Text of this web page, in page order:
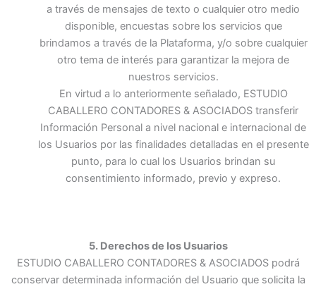
a través de mensajes de texto o cualquier otro medio
disponible, encuestas sobre los servicios que
brindamos a través de la Plataforma, y/o sobre cualquier
otro tema de interés para garantizar la mejora de
nuestros servicios.
En virtud a lo anteriormente señalado, ESTUDIO
CABALLERO CONTADORES & ASOCIADOS transferir
Información Personal a nivel nacional e internacional de
los Usuarios por las finalidades detalladas en el presente
punto, para lo cual los Usuarios brindan su
consentimiento informado, previo y expreso.
5. Derechos de los Usuarios
ESTUDIO CABALLERO CONTADORES & ASOCIADOS podrá
conservar determinada información del Usuario que solicita la